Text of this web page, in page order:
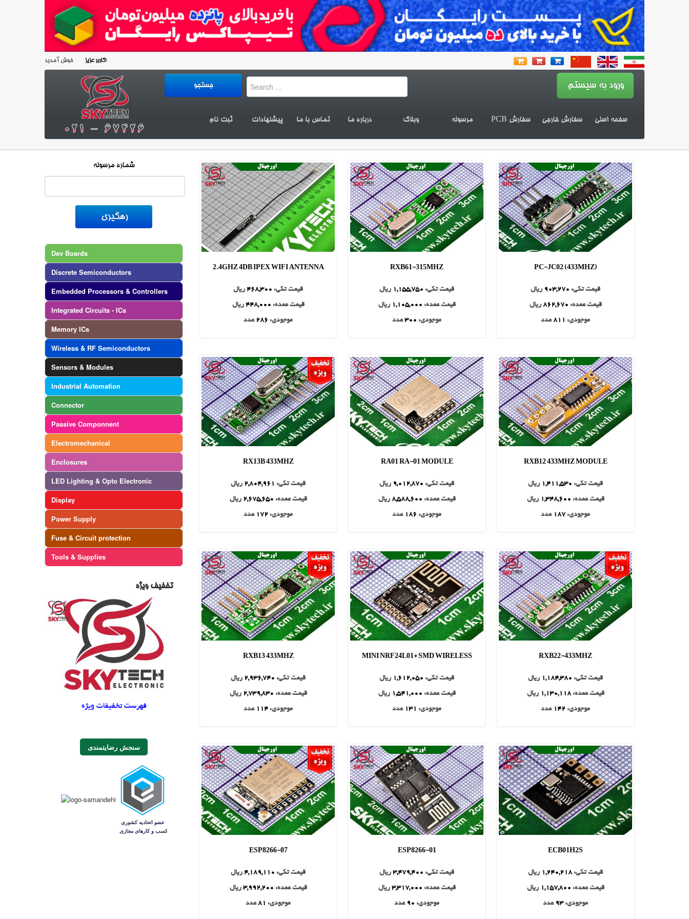
کاربر عزیزخوش آمدید!
صفحه اصلی سفارش خارجی سفارش PCB مرسوله وبلاگ درباره ما تماس با ما پیشنهادات ثبت نام
شماره مرسوله
Dev Boards
Discrete Semiconductors
Embedded Processors & Controllers
Integrated Circuits - ICs
Memory ICs
Wireless & RF Semiconductors
Sensors & Modules
Industrial Automation
Connector
Passive Componnent
Electromechanical
Enclosures
LED Lighting & Opto Electronic
Display
Power Supply
Fuse & Circuit protection
Tools & Supplies
تخفیف ویژه
فهرست تخفیفات ویژه
سنجش رضایتمندی
PC-JC02 (433MHZ)
قیمت تکی: 903,270 ریال
قیمت عمده: 862,670 ریال
موجودی: 811عدد
RXB61-315MHZ
قیمت تکی: 1,155,750 ریال
قیمت عمده: 1,105,000 ریال
موجودی: 300عدد
2.4GHZ 4DB IPEX WIFI ANTENNA
قیمت تکی: 468,300 ریال
قیمت عمده: 448,000 ریال
موجودی: 286 عدد
RXB12 433MHZ MODULE
قیمت تکی: 1,411,530 ریال
قیمت عمده: 1,348,600 ریال
موجودی: 187 عدد
RA01 RA-01 MODULE
قیمت تکی: 9,012,870 ریال
قیمت عمده: 8,588,600 ریال
موجودی: 186 عدد
RX13B 433MHZ
قیمت تکی: 2,804,961 ریال
قیمت عمده: 2,675,650 ریال
موجودی: 172 عدد
RXB22-433MHZ
قیمت تکی: 1,184,380 ریال
قیمت عمده:1,130,118 ریال
موجودی: 142 عدد
MINI NRF24L01+ SMD WIRELESS
قیمت تکی: 1,612,050 ریال
قیمت عمده: 1,541,000 ریال
موجودی: 131 عدد
RXB13 433MHZ
قیمت تکی: 2,936,740 ریال
قیمت عمده: 2,739,830 ریال
موجودی: 114 عدد
ECB01H2S
قیمت تکی: 1,240,218 ریال
قیمت عمده: 1,157,800 ریال
موجودی:93 عدد
ESP8266-01
قیمت تکی: 3,479,400 ریال
قیمت عمده: 3,317,000 ریال
موجودی: 90 عدد
ESP8266-07
قیمت تکی: 4,189,110 ریال
قیمت عمده: 3,992,200 ریال
موجودی: 81عدد